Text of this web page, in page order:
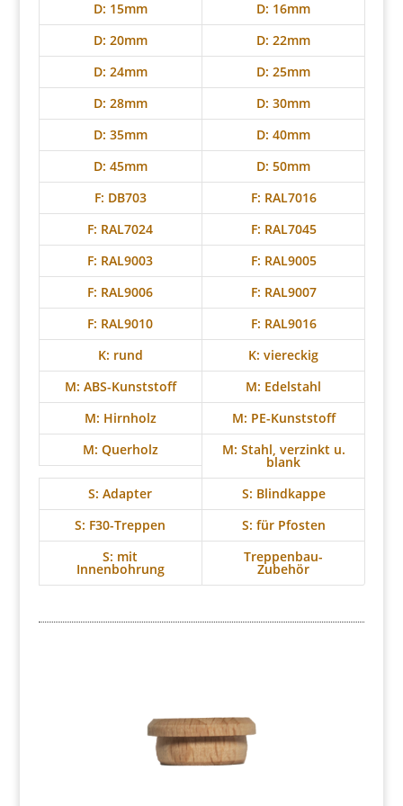
D: 15mm
D: 16mm
D: 20mm
D: 22mm
D: 24mm
D: 25mm
D: 28mm
D: 30mm
D: 35mm
D: 40mm
D: 45mm
D: 50mm
F: DB703
F: RAL7016
F: RAL7024
F: RAL7045
F: RAL9003
F: RAL9005
F: RAL9006
F: RAL9007
F: RAL9010
F: RAL9016
K: rund
K: viereckig
M: ABS-Kunststoff
M: Edelstahl
M: Hirnholz
M: PE-Kunststoff
M: Querholz
M: Stahl, verzinkt u.
blank
S: Adapter
S: Blindkappe
S: F30-Treppen
S: für Pfosten
S: mit
Innenbohrung
Treppenbau-
Zubehör